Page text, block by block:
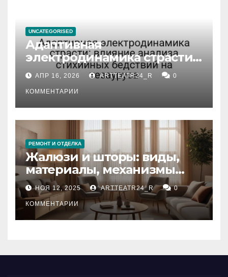
UNCATEGORISED
Адаптивная
электродинамика страсти:
влияние анализа
стихийных бедствий на
тезауруса
АПР 16, 2026 ARTTEATR24_R 0
КОММЕНТАРИИ
РЕМОНТ И ОТДЕЛКА
Жалюзи и шторы: виды,
материалы, механизмы
управления и уход
НОЯ 12, 2025 ARTTEATR24_R 0
КОММЕНТАРИИ